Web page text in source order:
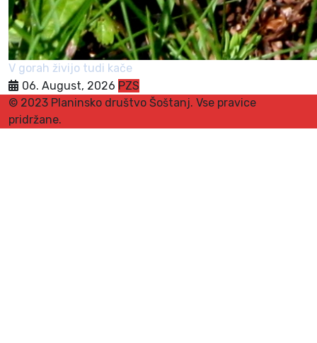
V gorah živijo tudi kače
06. August, 2026 PZS
© 2023 Planinsko društvo Šoštanj. Vse pravice
pridržane.